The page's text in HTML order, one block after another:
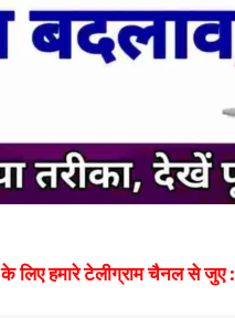
लिए हमारे टेलीग्राम चैनल से जुए :